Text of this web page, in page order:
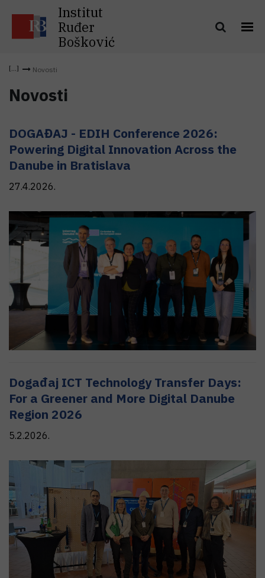
Institut
Ruđer
Bošković
Novosti
Novosti
DOGAĐAJ - EDIH Conference 2026:
Powering Digital Innovation Across the
Danube in Bratislava
27.4.2026.
Događaj ICT Technology Transfer Days:
For a Greener and More Digital Danube
Region 2026
5.2.2026.